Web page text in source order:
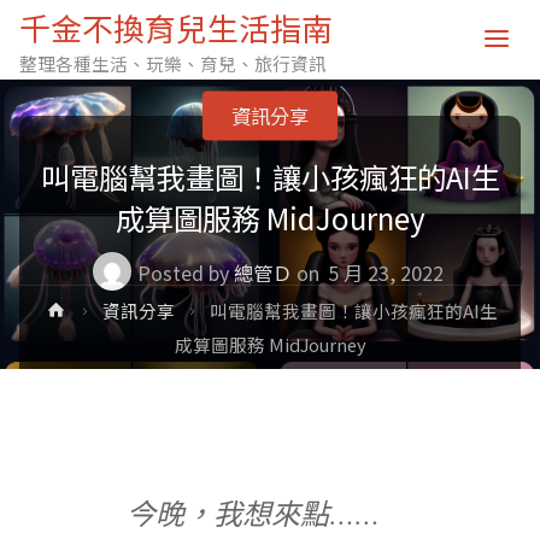
千金不換育兒生活指南
整理各種生活、玩樂、育兒、旅行資訊
叫電腦幫我畫圖！讓小孩瘋狂的AI生
成算圖服務 MidJourney
Posted by總管Ｄ on 5 月 23, 2022
資訊分享
Home資訊分享
叫電腦幫我畫圖！讓小孩瘋狂的AI生
成算圖服務 MidJourney
今晚，我想來點……